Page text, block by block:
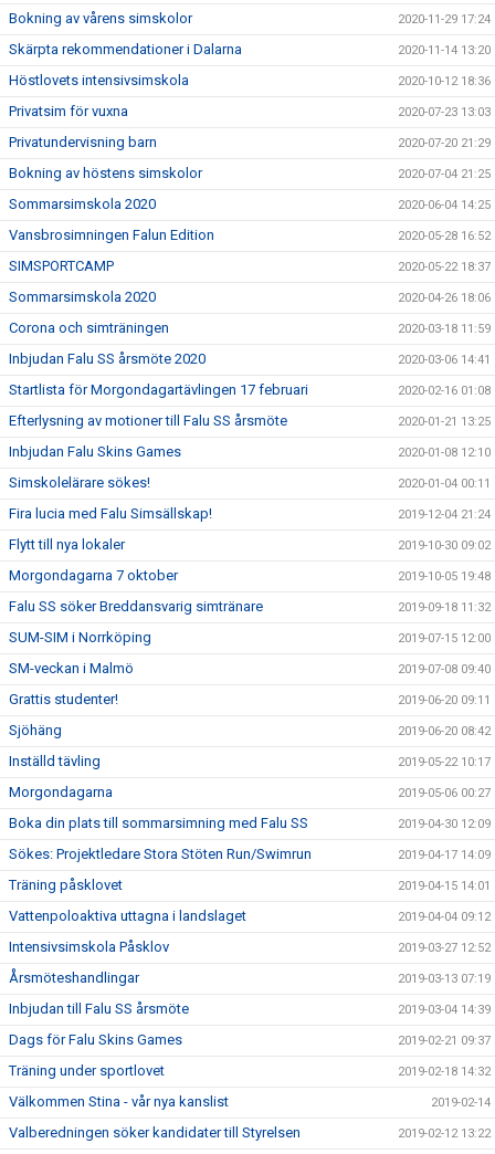
Bokning av vårens simskolor 2020-11-29 17:24
Skärpta rekommendationer i Dalarna 2020-11-14 13:20
Höstlovets intensivsimskola 2020-10-12 18:36
Privatsim för vuxna 2020-07-23 13:03
Privatundervisning barn 2020-07-20 21:29
Bokning av höstens simskolor 2020-07-04 21:25
Sommarsimskola 2020 2020-06-04 14:25
Vansbrosimningen Falun Edition 2020-05-28 16:52
SIMSPORTCAMP 2020-05-22 18:37
Sommarsimskola 2020 2020-04-26 18:06
Corona och simträningen 2020-03-18 11:59
Inbjudan Falu SS årsmöte 2020 2020-03-06 14:41
Startlista för Morgondagartävlingen 17 februari 2020-02-16 01:08
Efterlysning av motioner till Falu SS årsmöte 2020-01-21 13:25
Inbjudan Falu Skins Games 2020-01-08 12:10
Simskolelärare sökes! 2020-01-04 00:11
Fira lucia med Falu Simsällskap! 2019-12-04 21:24
Flytt till nya lokaler 2019-10-30 09:02
Morgondagarna 7 oktober 2019-10-05 19:48
Falu SS söker Breddansvarig simtränare 2019-09-18 11:32
SUM-SIM i Norrköping 2019-07-15 12:00
SM-veckan i Malmö 2019-07-08 09:40
Grattis studenter! 2019-06-20 09:11
Sjöhäng 2019-06-20 08:42
Inställd tävling 2019-05-22 10:17
Morgondagarna 2019-05-06 00:27
Boka din plats till sommarsimning med Falu SS 2019-04-30 12:09
Sökes: Projektledare Stora Stöten Run/Swimrun 2019-04-17 14:09
Träning påsklovet 2019-04-15 14:01
Vattenpoloaktiva uttagna i landslaget 2019-04-04 09:12
Intensivsimskola Påsklov 2019-03-27 12:52
Årsmöteshandlingar 2019-03-13 07:19
Inbjudan till Falu SS årsmöte 2019-03-04 14:39
Dags för Falu Skins Games 2019-02-21 09:37
Träning under sportlovet 2019-02-18 14:32
Välkommen Stina - vår nya kanslist 2019-02-14
Valberedningen söker kandidater till Styrelsen 2019-02-12 13:22